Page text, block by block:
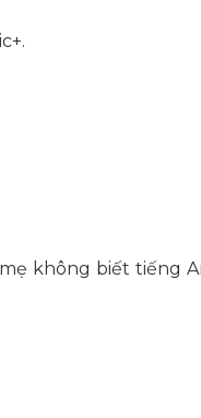
không biết tiếng